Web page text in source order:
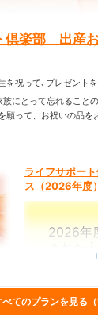
倶楽部 出産
を祝って､プレゼントを
にとって忘れること
願って、お祝いの品を
ライフサポー
ス（2026年度）
2026年
3,000
【対象】
べてのプランを見る（